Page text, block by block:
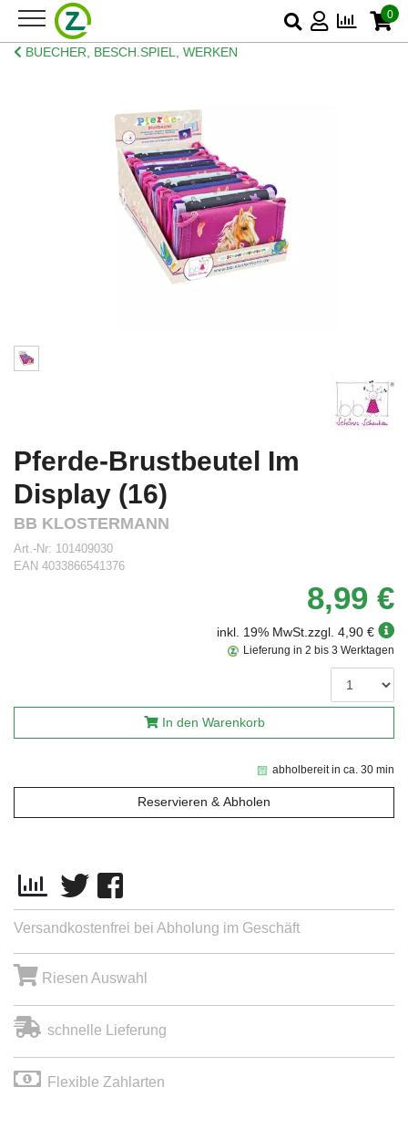
0
BUECHER, BESCH.SPIEL, WERKEN
Pferde-Brustbeutel Im
Display (16)
BB KLOSTERMANN
Art.-Nr: 101409030
EAN 4033866541376
8,99 €
inkl. 19% MwSt.zzgl. 4,90 €
abholbereit in ca. 30 min
Reservieren & Abholen
Lieferung in 2 bis 3 Werktagen
In den Warenkorb
Versandkostenfrei bei Abholung im Geschäft
Riesen Auswahl
schnelle Lieferung
Flexible Zahlarten